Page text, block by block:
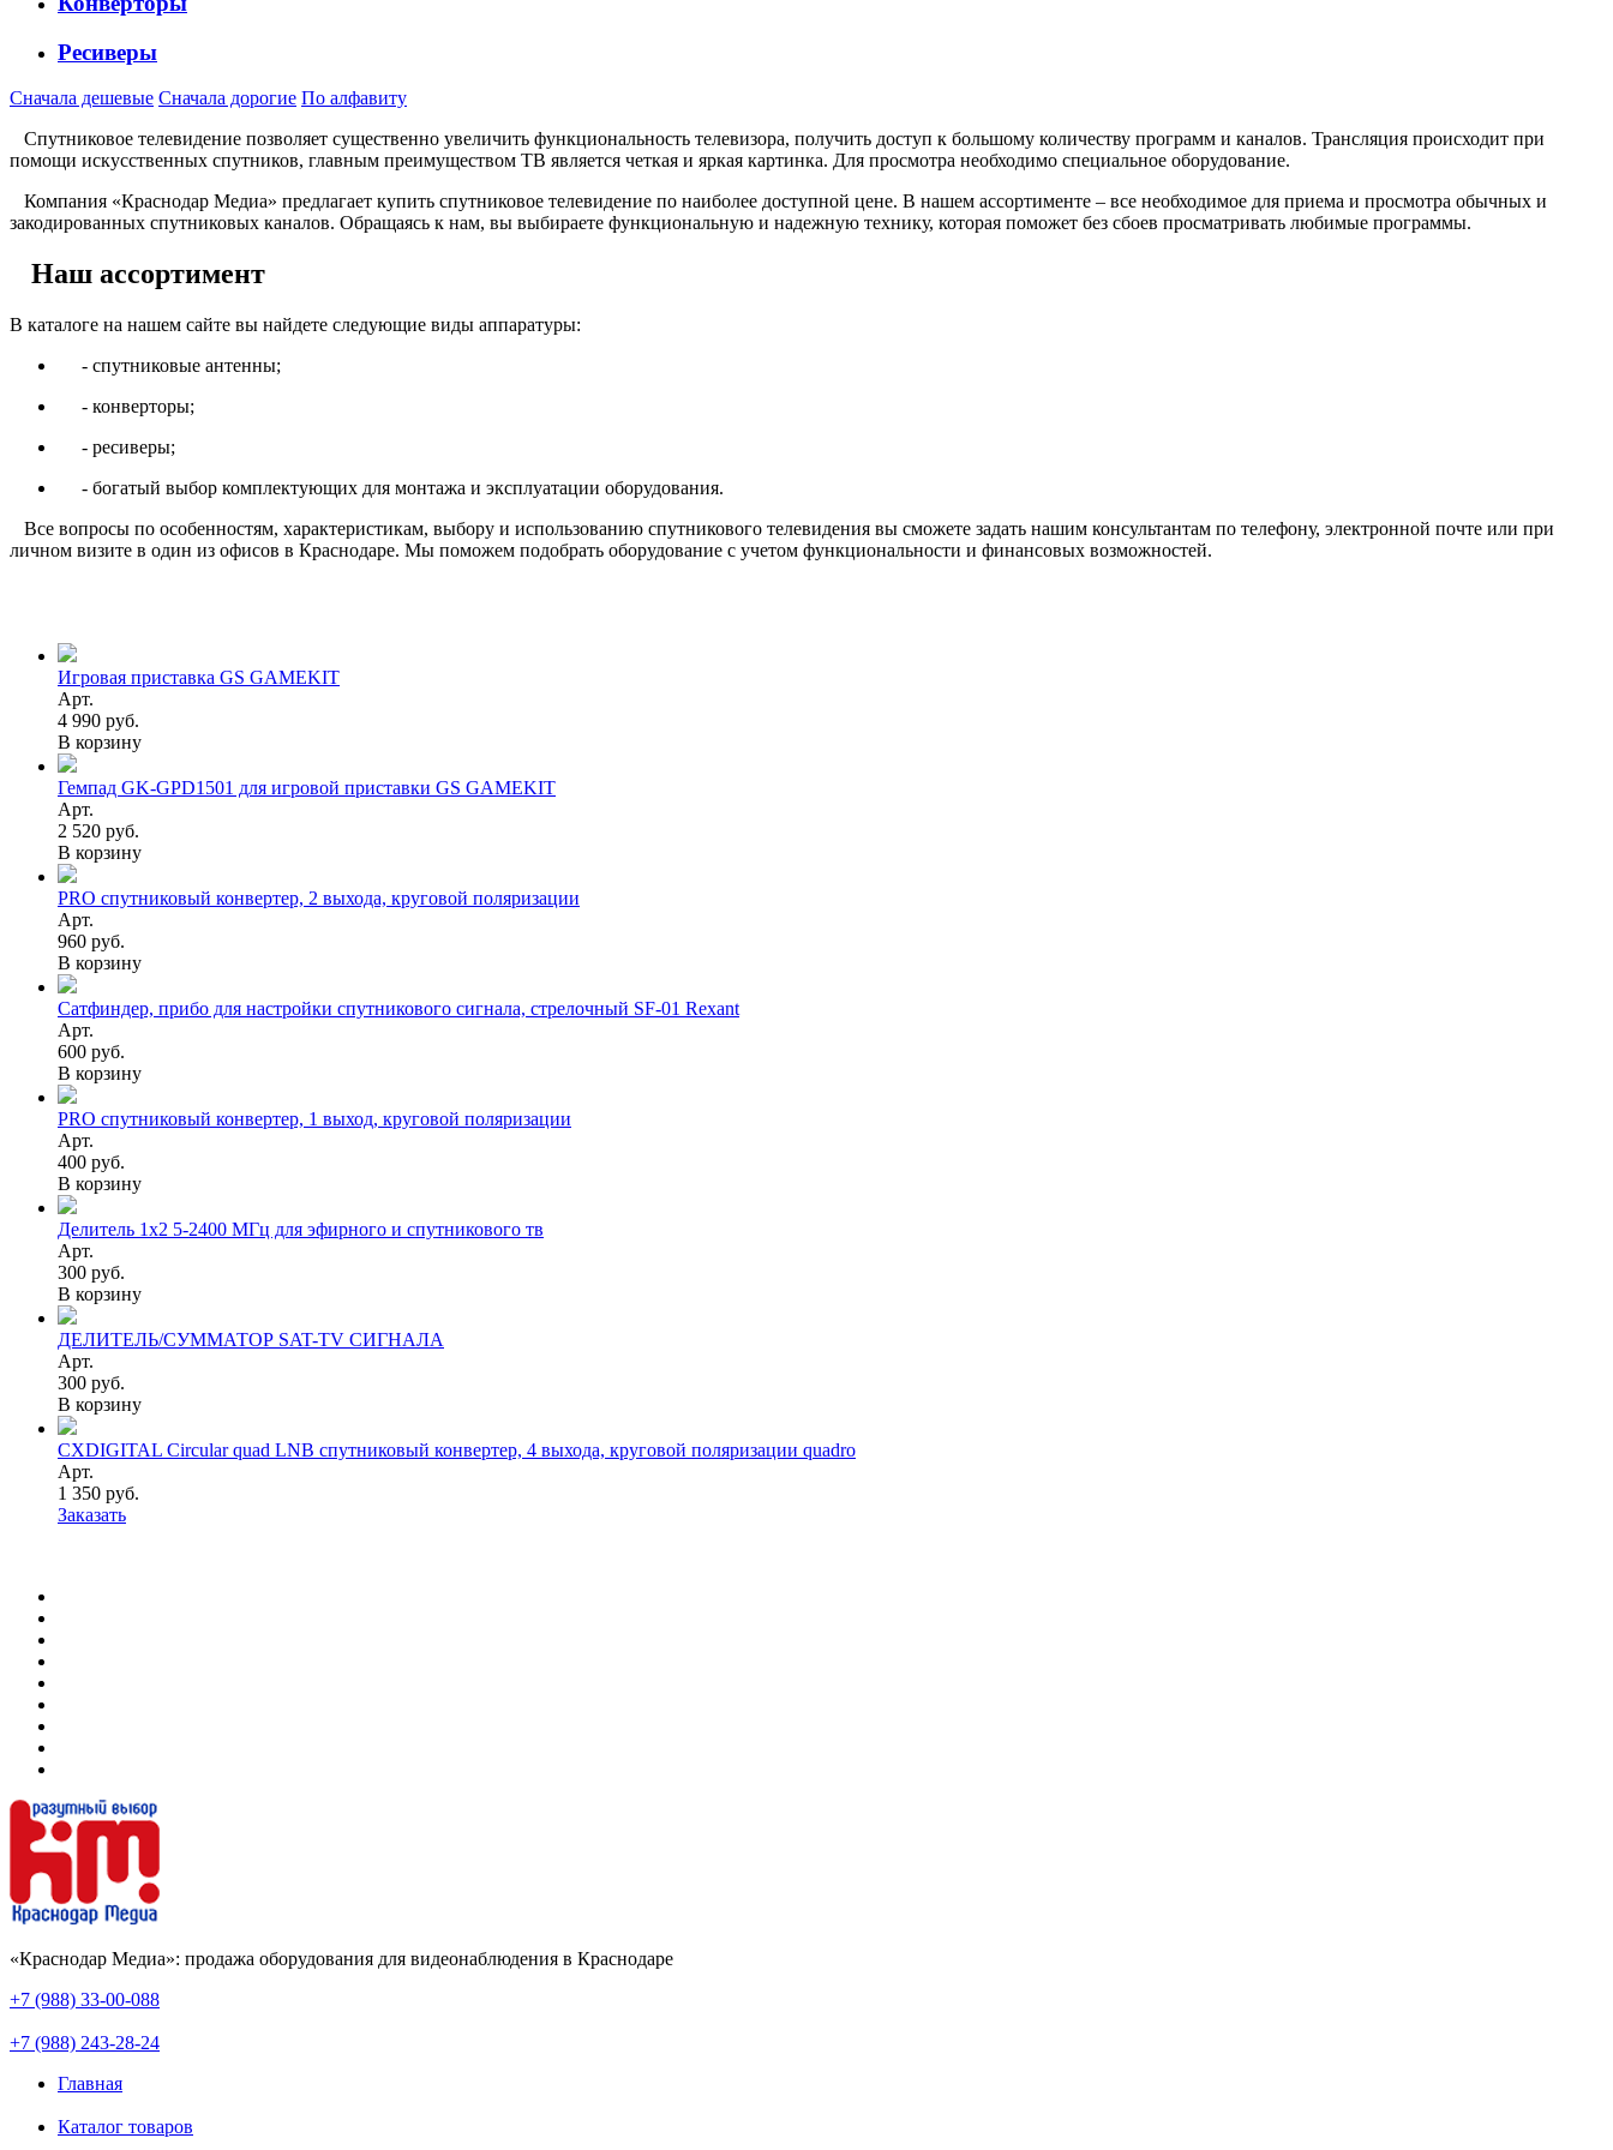
Ресиверы
Сначала дешевые Сначала дорогие По алфавиту
Спутниковое телевидение позволяет существенно увеличить функциональность телевизора, получить доступ к большому количеству программ и каналов. Трансляция происходит при
помощи искусственных спутников, главным преимуществом ТВ является четкая и яркая картинка. Для просмотра необходимо специальное оборудование.
Компания «Краснодар Медиа» предлагает купить спутниковое телевидение по наиболее доступной цене. В нашем ассортименте – все необходимое для приема и просмотра обычных и
закодированных спутниковых каналов. Обращаясь к нам, вы выбираете функциональную и надежную технику, которая поможет без сбоев просматривать любимые программы.
Наш ассортимент
В каталоге на нашем сайте вы найдете следующие виды аппаратуры:
- спутниковые антенны;
- конверторы;
- ресиверы;
- богатый выбор комплектующих для монтажа и эксплуатации оборудования.
Все вопросы по особенностям, характеристикам, выбору и использованию спутникового телевидения вы сможете задать нашим консультантам по телефону, электронной почте или при
личном визите в один из офисов в Краснодаре. Мы поможем подобрать оборудование с учетом функциональности и финансовых возможностей.
Игровая приставка GS GAMEKIT
Арт.
4 990 руб.
В корзину
Гемпад GK-GPD1501 для игровой приставки GS GAMEKIT
Арт.
2 520 руб.
В корзину
PRO спутниковый конвертер, 2 выхода, круговой поляризации
Арт.
960 руб.
В корзину
Сатфиндер, прибо для настройки спутникового сигнала, стрелочный SF-01 Rexant
Арт.
600 руб.
В корзину
PRO спутниковый конвертер, 1 выход, круговой поляризации
Арт.
400 руб.
В корзину
Делитель 1х2 5-2400 МГц для эфирного и спутникового тв
Арт.
300 руб.
В корзину
ДЕЛИТЕЛЬ/СУММАТОР SAT-TV СИГНАЛА
Арт.
300 руб.
В корзину
CXDIGITAL Circular quad LNB спутниковый конвертер, 4 выхода, круговой поляризации quadro
Арт.
1 350 руб.
Заказать
«Краснодар Медиа»: продажа оборудования для видеонаблюдения в Краснодаре
+7 (988) 33-00-088
+7 (988) 243-28-24
Главная
Каталог товаров